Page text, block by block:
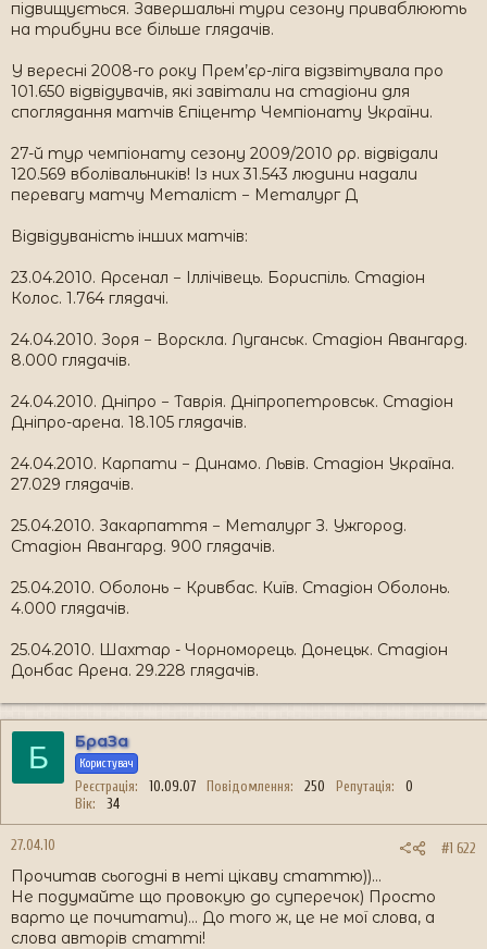
підвищується. Завершальні тури сезону приваблюють
на трибуни все більше глядачів.
У вересні 2008-го року Прем’єр-ліга відзвітувала про
101.650 відвідувачів, які завітали на стадіони для
споглядання матчів Епіцентр Чемпіонату України.
27-й тур чемпіонату сезону 2009/2010 рр. відвідали
120.569 вболівальників! Із них 31.543 людини надали
перевагу матчу Металіст − Металург Д
Відвідуваність інших матчів:
23.04.2010. Арсенал − Іллічівець. Бориспіль. Стадіон
Колос. 1.764 глядачі.
24.04.2010. Зоря − Ворскла. Луганськ. Стадіон Авангард.
8.000 глядачів.
24.04.2010. Дніпро − Таврія. Дніпропетровськ. Стадіон
Дніпро-арена. 18.105 глядачів.
24.04.2010. Карпати − Динамо. Львів. Стадіон Україна.
27.029 глядачів.
25.04.2010. Закарпаття − Металург З. Ужгород.
Стадіон Авангард. 900 глядачів.
25.04.2010. Оболонь − Кривбас. Київ. Стадіон Оболонь.
4.000 глядачів.
25.04.2010. Шахтар - Чорноморець. Донецьк. Стадіон
Донбас Арена. 29.228 глядачів.
Б БраЗа
Користувач
Реєстрація 10.09.07 Повідомлення 250 Репутація
0
Вік
34
27.04.10 #1 622
Прочитав сьогодні в неті цікаву статтю))...
Не подумайте що провокую до суперечок) Просто
варто це почитати)... До того ж, це не мої слова, а
слова авторів статті!